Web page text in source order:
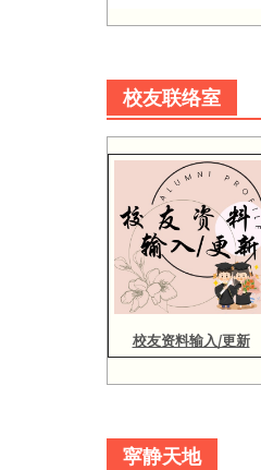
校友联络室
校友资料输入/更新
寜静天地